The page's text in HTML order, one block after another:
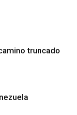
truncado